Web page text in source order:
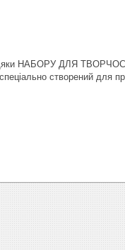
НАБОРУ ДЛЯ
створений для